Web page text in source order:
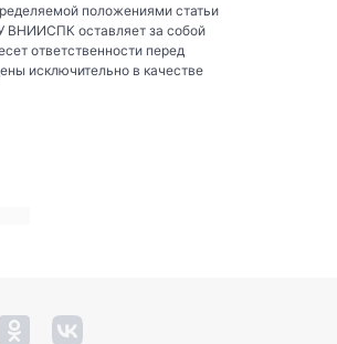
положениями статьи
ВНИИСПК оставляет за собой
ответственности перед
исключительно в качестве